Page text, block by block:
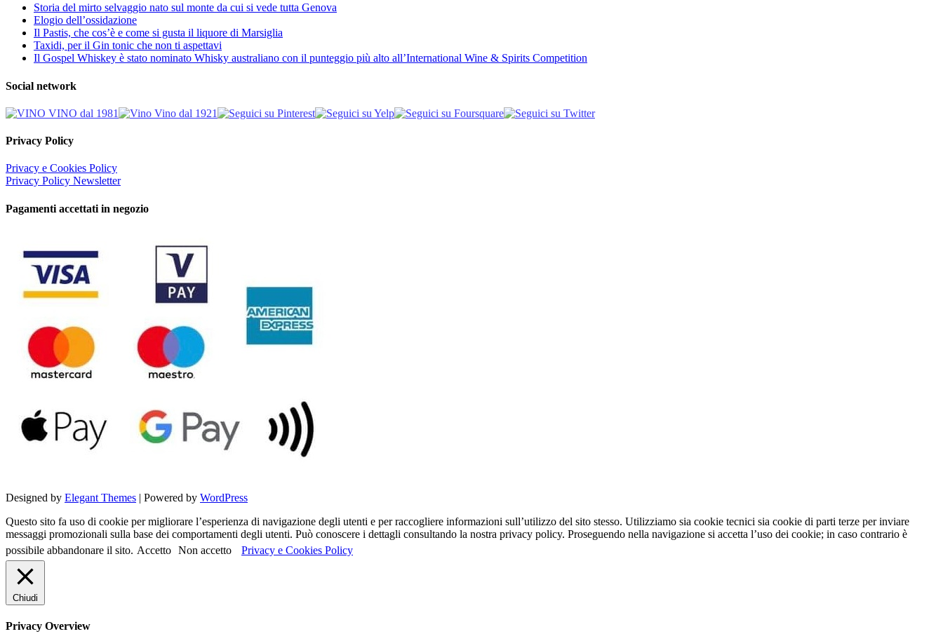
Storia del mirto selvaggio nato sul monte da cui si vede tutta Genova
Elogio dell’ossidazione
Il Pastis, che cos’è e come si gusta il liquore di Marsiglia
Taxidi, per il Gin tonic che non ti aspettavi
Il Gospel Whiskey è stato nominato Whisky australiano con il punteggio più alto all’International Wine & Spirits Competition
Social network
Privacy Policy
Privacy e Cookies Policy
Privacy Policy Newsletter
Pagamenti accettati in negozio
Designed by Elegant Themes | Powered by WordPress
Questo sito fa uso di cookie per migliorare l’esperienza di navigazione degli utenti e per raccogliere informazioni sull’utilizzo del sito stesso. Utilizziamo sia cookie tecnici sia cookie di parti terze per inviare
messaggi promozionali sulla base dei comportamenti degli utenti. Può conoscere i dettagli consultando la nostra privacy policy. Proseguendo nella navigazione si accetta l’uso dei cookie; in caso contrario è
possibile abbandonare il sito. Accetto Non accetto Privacy e Cookies Policy
Chiudi
Privacy Overview